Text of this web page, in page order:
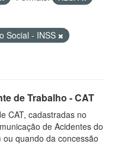
Social - INSS
de Trabalho - CAT
CAT, cadastradas no
de Acidentes do
ou quando da concessão